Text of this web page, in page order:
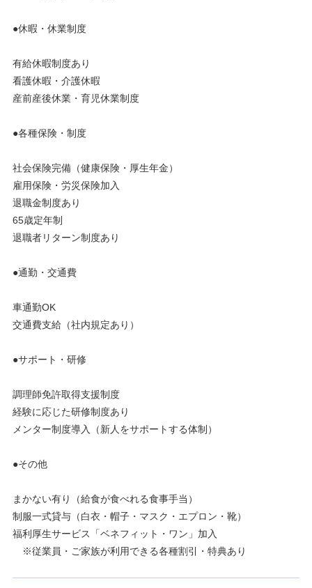
●休暇・休業制度
有給休暇制度あり
看護休暇・介護休暇
産前産後休業・育児休業制度
●各種保険・制度
社会保険完備（健康保険・厚生年金）
雇用保険・労災保険加入
退職金制度あり
65歳定年制
退職者リターン制度あり
●通勤・交通費
車通勤OK
交通費支給（社内規定あり）
●サポート・研修
調理師免許取得支援制度
経験に応じた研修制度あり
メンター制度導入（新人をサポートする体制）
●その他
まかない有り（給食が食べれる食事手当）
制服一式貸与（白衣・帽子・マスク・エプロン・靴）
福利厚生サービス「ベネフィット・ワン」加入
※従業員・ご家族が利用できる各種割引・特典あり